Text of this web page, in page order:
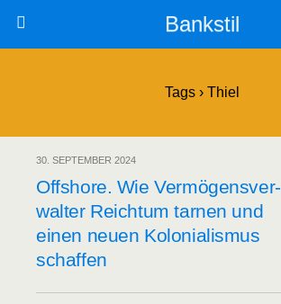
Bankstil
Tags › Thiel
30. SEPTEMBER 2024
Off­shore. Wie Ver­mö­gens­ver­
wal­ter Reich­tum tar­nen und
einen neu­en Kolo­nia­lis­mus
schaffen